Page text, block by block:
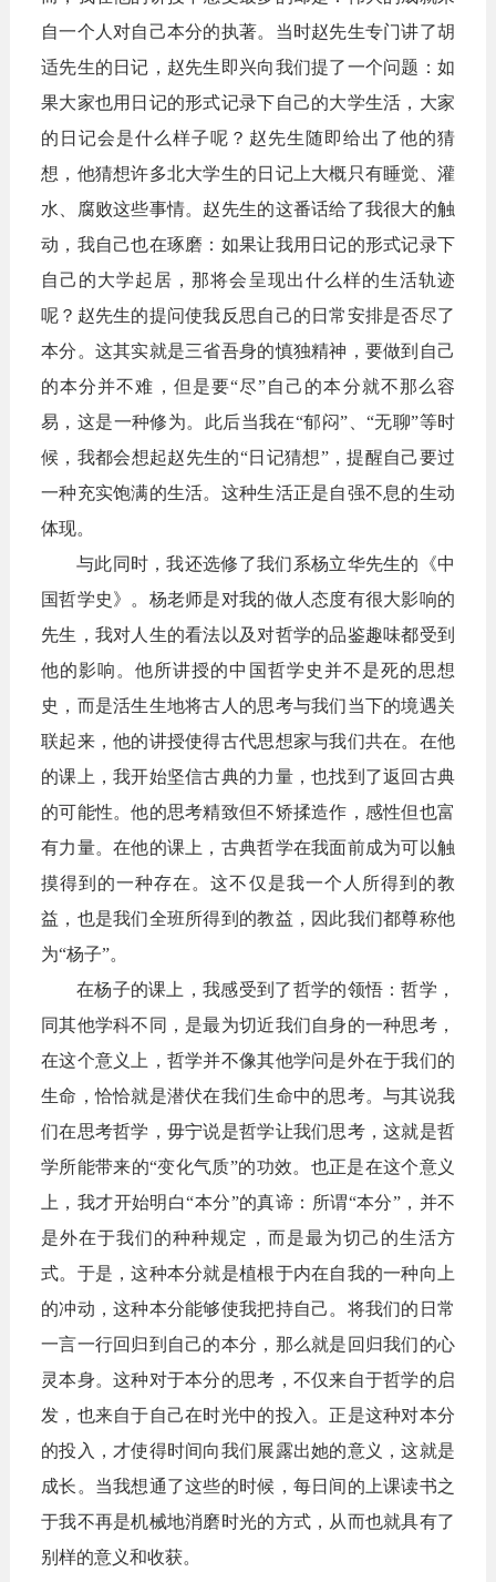
自一个人对自己本分的执著。当时赵先生专门讲了胡
适先生的日记，赵先生即兴向我们提了一个问题：如
果大家也用日记的形式记录下自己的大学生活，大家
的日记会是什么样子呢？赵先生随即给出了他的猜
想，他猜想许多北大学生的日记上大概只有睡觉、灌
水、腐败这些事情。赵先生的这番话给了我很大的触
动，我自己也在琢磨：如果让我用日记的形式记录下
自己的大学起居，那将会呈现出什么样的生活轨迹
呢？赵先生的提问使我反思自己的日常安排是否尽了
本分。这其实就是三省吾身的慎独精神，要做到自己
的本分并不难，但是要“尽”自己的本分就不那么容
易，这是一种修为。此后当我在“郁闷”、“无聊”等时
候，我都会想起赵先生的“日记猜想”，提醒自己要过
一种充实饱满的生活。这种生活正是自强不息的生动
体现。
与此同时，我还选修了我们系杨立华先生的《中
国哲学史》。杨老师是对我的做人态度有很大影响的
先生，我对人生的看法以及对哲学的品鉴趣味都受到
他的影响。他所讲授的中国哲学史并不是死的思想
史，而是活生生地将古人的思考与我们当下的境遇关
联起来，他的讲授使得古代思想家与我们共在。在他
的课上，我开始坚信古典的力量，也找到了返回古典
的可能性。他的思考精致但不矫揉造作，感性但也富
有力量。在他的课上，古典哲学在我面前成为可以触
摸得到的一种存在。这不仅是我一个人所得到的教
益，也是我们全班所得到的教益，因此我们都尊称他
为“杨子”。
在杨子的课上，我感受到了哲学的领悟：哲学，
同其他学科不同，是最为切近我们自身的一种思考，
在这个意义上，哲学并不像其他学问是外在于我们的
生命，恰恰就是潜伏在我们生命中的思考。与其说我
们在思考哲学，毋宁说是哲学让我们思考，这就是哲
学所能带来的“变化气质”的功效。也正是在这个意义
上，我才开始明白“本分”的真谛：所谓“本分”，并不
是外在于我们的种种规定，而是最为切己的生活方
式。于是，这种本分就是植根于内在自我的一种向上
的冲动，这种本分能够使我把持自己。将我们的日常
一言一行回归到自己的本分，那么就是回归我们的心
灵本身。这种对于本分的思考，不仅来自于哲学的启
发，也来自于自己在时光中的投入。正是这种对本分
的投入，才使得时间向我们展露出她的意义，这就是
成长。当我想通了这些的时候，每日间的上课读书之
于我不再是机械地消磨时光的方式，从而也就具有了
别样的意义和收获。